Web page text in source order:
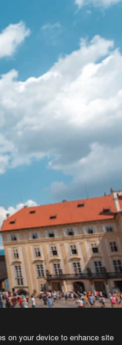
on your device to enhance site